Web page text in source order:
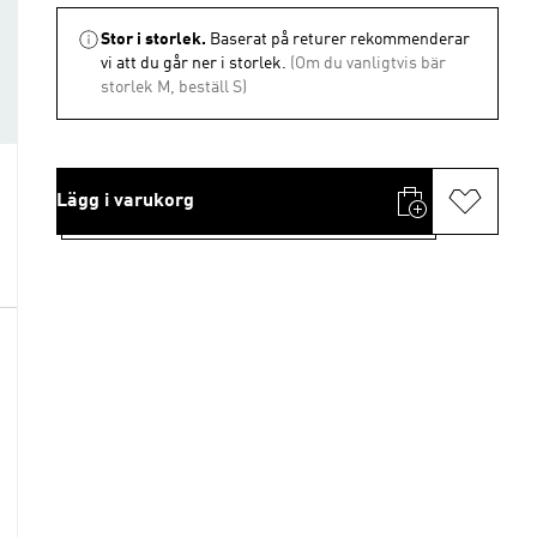
Stor i storlek. Baserat på returer rekommenderar
vi att du går ner i storlek. (Om du vanligtvis bär
storlek M, beställ S)
Lägg i varukorg